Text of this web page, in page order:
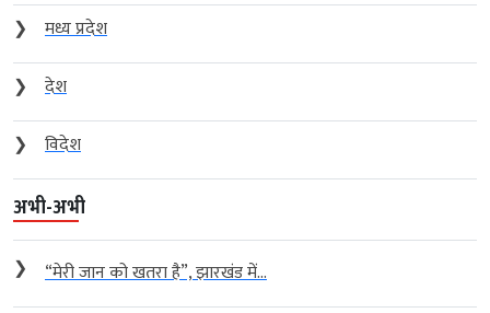
❯
मध्य प्रदेश
❯
देश
❯
विदेश
अभी-अभी
❯ “मेरी जान को खतरा है”, झारखंड में...